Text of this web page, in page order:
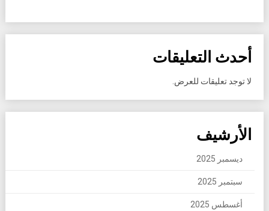
أحدث التعليقات
لا توجد تعليقات للعرض.
الأرشيف
ديسمبر 2025
سبتمبر 2025
أغسطس 2025